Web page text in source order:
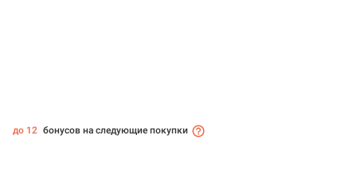
до 12 бонусов на следующие покупки